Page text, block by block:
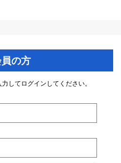
の方
してログインしてください。